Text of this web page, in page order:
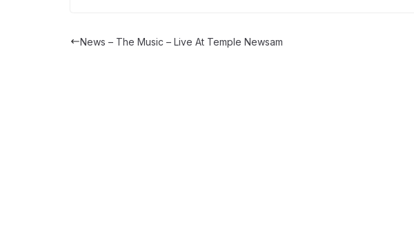
News – The Music – Live At Temple Newsam